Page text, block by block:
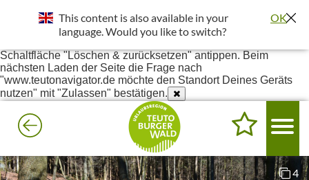
um bessere Ergebnisse in deiner Umgebung darzustellen.
Einstellungen - Website-Einstellungen - Ort - Unter Blockiert
Schaltfläche "Löschen & zurücksetzen" antippen. Beim
nächsten Laden der Seite die Frage nach
"www.teutonavigator.de möchte den Standort Deines Geräts
nutzen" mit "Zulassen" bestätigen.
4
This content is also available in your
language. Would you like to switch?
OK